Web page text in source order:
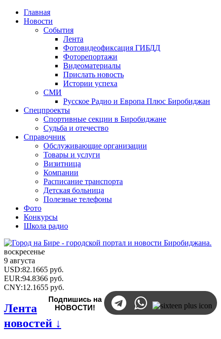
Главная
Новости
События
Лента
Фотовидеофиксация ГИБДД
Фоторепортажи
Видеоматериалы
Прислать новость
Истории успеха
СМИ
Русское Радио и Европа Плюс Биробиджан
Спецпроекты
Спортивные секции в Биробиджане
Судьба и отечество
Справочник
Обслуживающие организации
Товары и услуги
Визитница
Компании
Расписание транспорта
Детская больница
Полезные телефоны
Фото
Конкурсы
Школа радио
воскресенье
9 августа
USD:82.1665 руб.
EUR:94.8366 руб.
CNY:12.1655 руб.
Подпишись на
НОВОСТИ!
Лента
новостей ↓